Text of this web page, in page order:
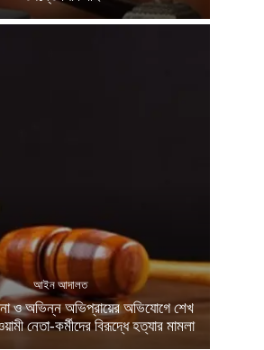
আইন আদালত
ও অভিন্ন অভিপ্রায়ের অভিযোগে শেখ
নেতা-কর্মীদের বিরূদ্ধে হত্যার মামলা